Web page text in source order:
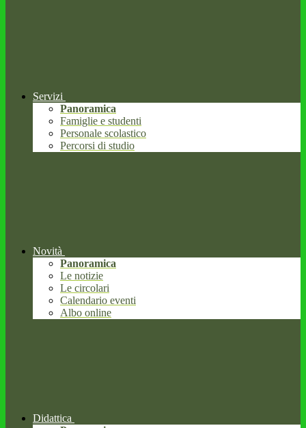
Servizi
Panoramica
Famiglie e studenti
Personale scolastico
Percorsi di studio
Novità
Panoramica
Le notizie
Le circolari
Calendario eventi
Albo online
Didattica